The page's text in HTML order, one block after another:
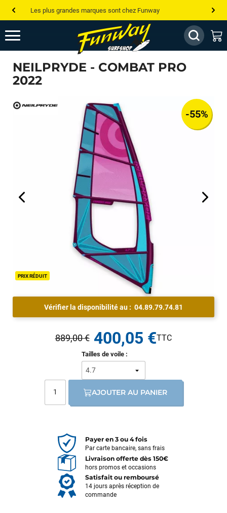
Les plus grandes marques sont chez Funway
Jusqu’à -75% de remise sur le windsurf, wingfoil, etc...
💰 Meilleur prix garanti — Moins cher ailleurs ? On s’aligne !
Besoin de conseils de pro ? Appelle nous !
NEILPRYDE - COMBAT PRO
2022
PRIX RÉDUIT
-55%
Vérifier la disponibilité au : 04.89.79.74.81
Tailles de voile :
889,00 € 400,05 €
AJOUTER AU PANIER
Payer en 3 ou 4 fois
Par carte bancaire, sans frais
Livraison offerte dès 150€
hors promos et occasions
Satisfait ou remboursé
14 jours après réception de
commande